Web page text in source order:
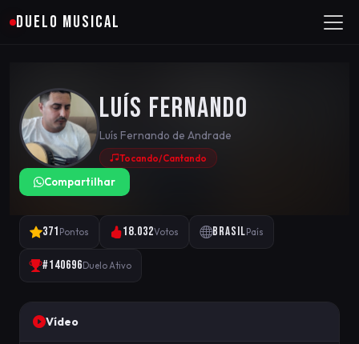
DUELO MUSICAL
Luís Fernando
Luís Fernando de Andrade
Tocando/Cantando
Compartilhar
371 Pontos 18.032Votos Brasil País
#140696 Duelo Ativo
Vídeo